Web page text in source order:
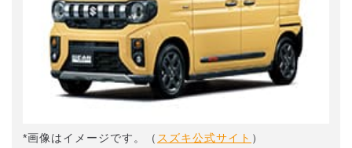
*画像はイメージです。（ スズキ公式サイト ）